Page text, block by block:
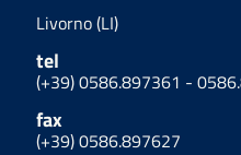
Livorno (LI)
tel
(+39) 0586.897361 -
fax
(+39) 0586.897627